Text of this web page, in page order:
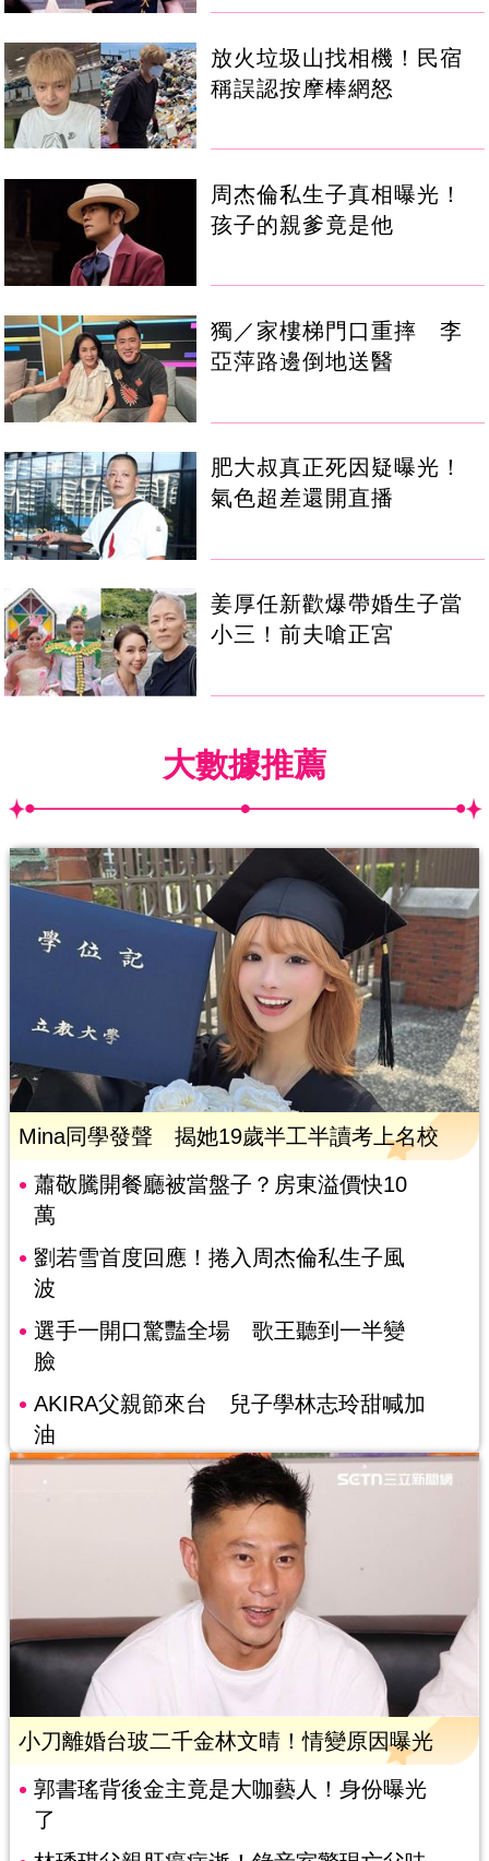
放火垃圾山找相機！民宿
稱誤認按摩棒網怒
周杰倫私生子真相曝光！
孩子的親爹竟是他
獨／家樓梯門口重摔 李
亞萍路邊倒地送醫
肥大叔真正死因疑曝光！
氣色超差還開直播
姜厚任新歡爆帶婚生子當
小三！前夫嗆正宮
大數據推薦
Mina同學發聲 揭她19歲半工半讀考上名校
蕭敬騰開餐廳被當盤子？房東溢價快10
萬
劉若雪首度回應！捲入周杰倫私生子風
波
選手一開口驚豔全場 歌王聽到一半變
臉
AKIRA父親節來台 兒子學林志玲甜喊加
油
小刀離婚台玻二千金林文晴！情變原因曝光
郭書瑤背後金主竟是大咖藝人！身份曝光
了